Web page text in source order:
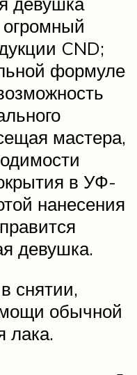
CND;
формуле
мастера,
в УФ-
нанесения
девушка.
снятии,
обычной
лака.